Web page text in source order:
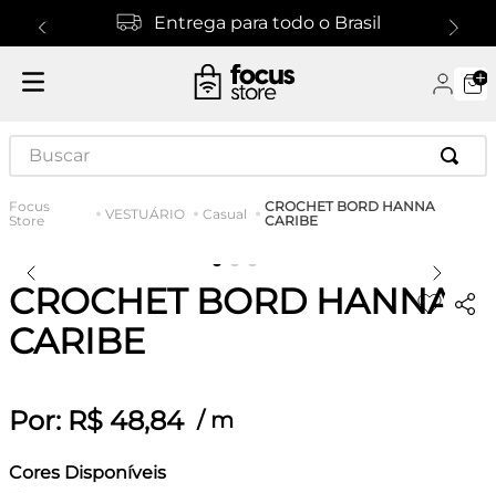
Entrega para todo o Brasil
Buscar
VESTUÁRIO Casual
CROCHET BORD HANNA
CARIBE
CROCHET BORD HANNA
CARIBE
Por: R$ 48,84 / m
Cores Disponíveis